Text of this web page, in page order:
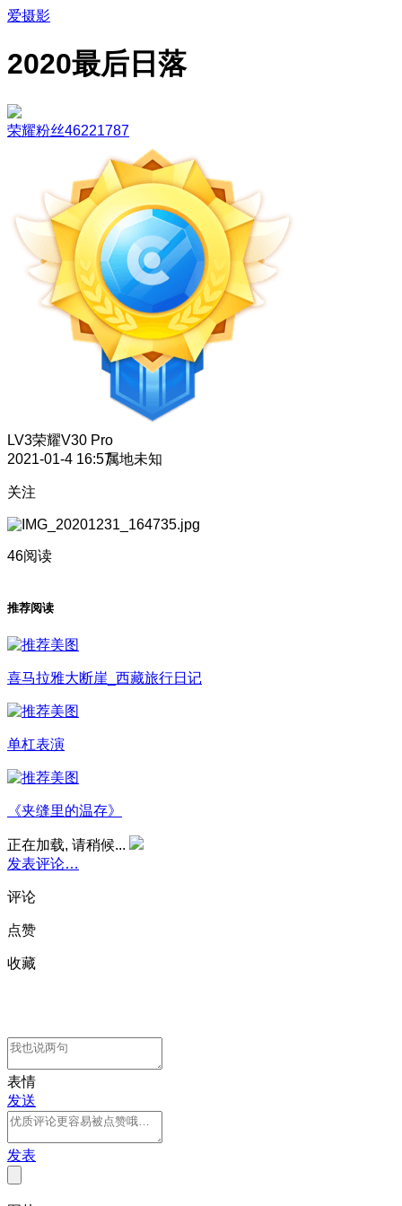
爱摄影
2020最后日落
荣耀粉丝46221787
LV3荣耀V30 Pro
2021-01-4 16:57属地未知
关注
46阅读
推荐阅读
喜马拉雅大断崖_西藏旅行日记
单杠表演
《夹缝里的温存》
正在加载, 请稍候...
发表评论…
评论
点赞
收藏
表情
发送
发表